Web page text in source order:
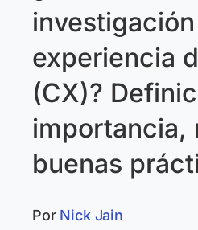
experiencia
(CX)?
importancia,
buenas
Por Nick Jain